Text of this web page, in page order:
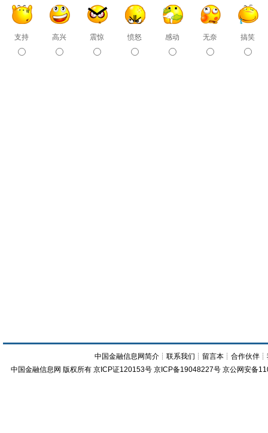
支持 高兴 震惊 愤怒 感动 无奈 搞笑
中国金融信息网简介 ┊联系我们 ┊ 留言本 ┊合作伙伴 ┊
中国金融信息网 版权所有 京ICP证120153号 京ICP备19048227号 京公网安备